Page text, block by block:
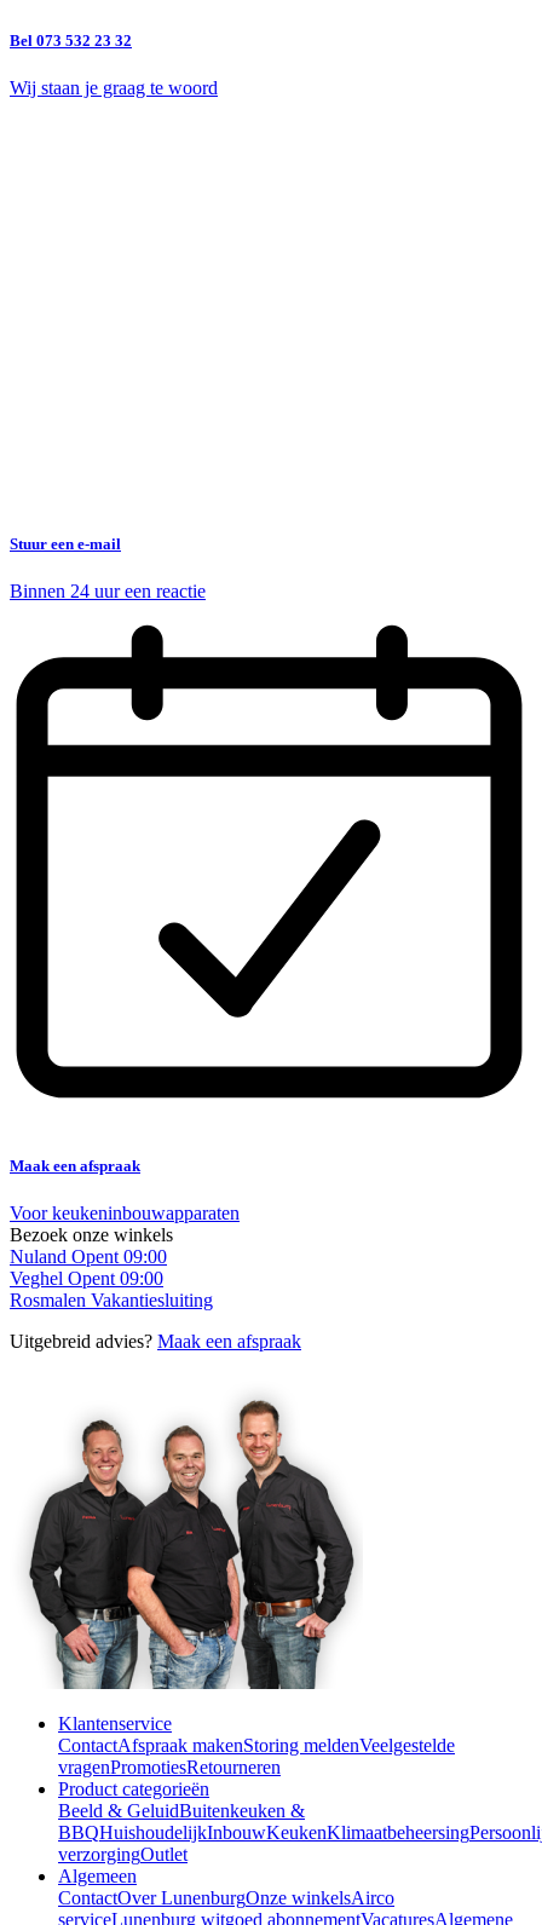
Bel 073 532 23 32
Wij staan je graag te woord
Stuur een e-mail
Binnen 24 uur een reactie
Maak een afspraak
Voor keukeninbouwapparaten
Bezoek onze winkels
Nuland Opent 09:00
Veghel Opent 09:00
Rosmalen Vakantiesluiting
Uitgebreid advies? Maak een afspraak
Klantenservice
ContactAfspraak makenStoring meldenVeelgestelde
vragenPromotiesRetourneren
Product categorieën
Beeld & GeluidBuitenkeuken &
BBQHuishoudelijkInbouwKeukenKlimaatbeheersing
verzorgingOutlet
Algemeen
ContactOver LunenburgOnze winkelsAirco
serviceLunenburg witgoed abonnementVacaturesAlgemene